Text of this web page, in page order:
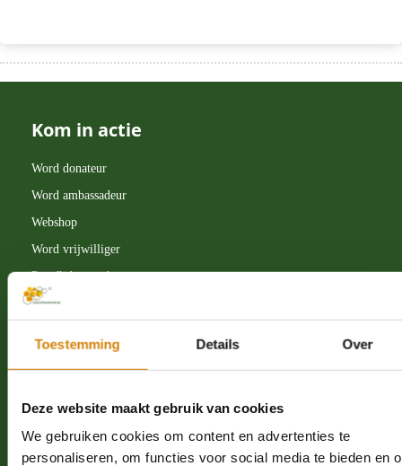
Toestemming Details Over
Deze website maakt gebruik van cookies
We gebruiken cookies om content en advertenties te
personaliseren, om functies voor social media te bieden en
Kom in actie
Word donateur
Word ambassadeur
Webshop
Word vrijwilliger
Proeflidmaatschap
Leer over bijen
Word een bijenkenner
Solitaire bijen